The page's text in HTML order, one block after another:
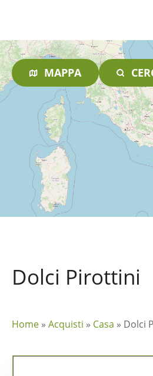
MAPPA
Dolci Pirottini
Home » Acquisti » Casa » Dolci